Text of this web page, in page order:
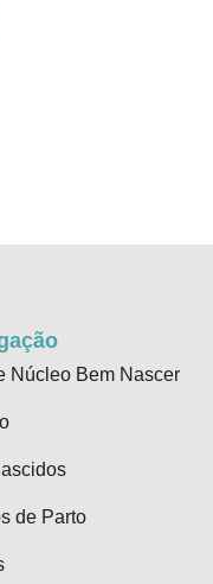
Núcleo Bem Nascer
de Parto